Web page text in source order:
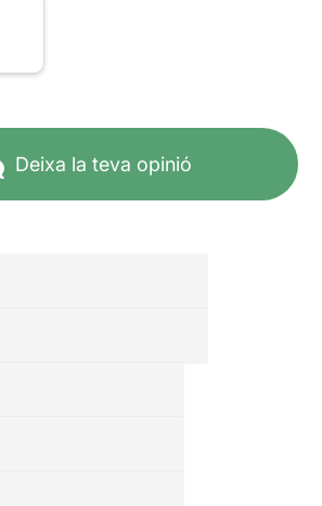
Deixa la teva opinió